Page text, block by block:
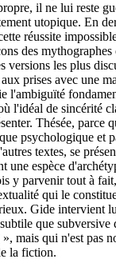
il ne lui reste
utopique. En
réussite
des
versions les plus
prises avec une
l'ambiguïté
l'idéal de sincérité
Thésée, parce
psychologique et
textes, se
une espèce
y parvenir tout à
qui le
Gide intervient
que
», mais qui n'est pas
la fiction.